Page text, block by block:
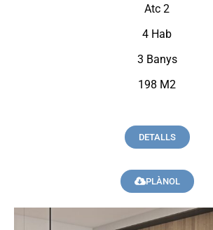
Atc 2
4 Hab
3 Banys
198 M2
DETALLS
PLÀNOL